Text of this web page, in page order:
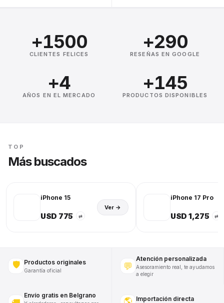
+1500
CLIENTES FELICES
+290
RESEÑAS EN GOOGLE
+4
AÑOS EN EL MERCADO
+145
PRODUCTOS DISPONIBLES
TOP
Más buscados
iPhone 15
USD 775 ⇄
Ver →
iPhone 17 Pro
USD 1,275 ⇄
🛡️ Productos originales
Garantía oficial 💬
Atención personalizada
Asesoramiento real, te ayudamos
a elegir
Envío gratis en Belgrano Importación directa